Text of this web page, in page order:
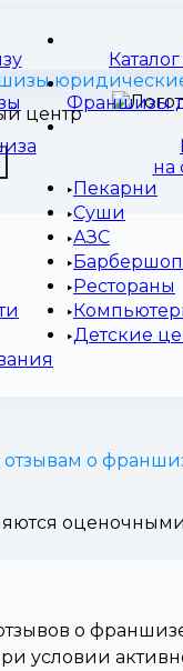
Франшизы
на
Пекарни
Суши
АЗС
Рестораны
Детские
центр
отзывам о
о
условии